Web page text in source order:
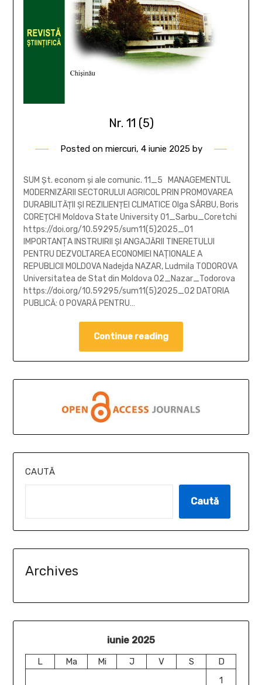
Nr. 11 (5)
Posted on miercuri, 4 iunie 2025by
SUM Șt. econom și ale comunic. 11_5 MANAGEMENTUL
MODERNIZĂRII SECTORULUI AGRICOL PRIN PROMOVAREA
DURABILITĂȚII ȘI REZILIENȚEI CLIMATICE Olga SÂRBU, Boris
COREȚCHI Moldova State University 01_Sarbu_Coretchi
https://doi.org/10.59295/sum11(5)2025_01
IMPORTANŢA INSTRUIRII ȘI ANGAJĂRII TINERETULUI
PENTRU DEZVOLTAREA ECONOMIEI NAŢIONALE A
REPUBLICII MOLDOVA Nadejda NAZAR, Ludmila TODOROVA
Universitatea de Stat din Moldova 02_Nazar_Todorova
https://doi.org/10.59295/sum11(5)2025_02 DATORIA
PUBLICĂ: O POVARĂ PENTRU…
Continue reading
CAUTĂ
Caută
Archives
iunie 2025
L Ma Mi J V S
D
1